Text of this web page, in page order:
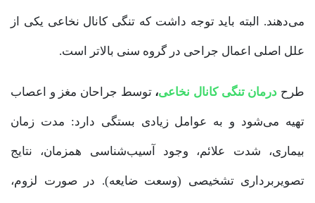
می‌دهند. البته باید توجه داشت که تنگی کانال نخاعی یکی از
علل اصلی اعمال جراحی در گروه سنی بالاتر است.
طرح درمان تنگی کانال نخاعی، توسط جراحان مغز و اعصاب
تهیه می‌شود و به عوامل زیادی بستگی دارد: مدت زمان
بیماری، شدت علائم، وجود آسیب‌شناسی همزمان، نتایج
تصویربرداری تشخیصی (وسعت ضایعه). در صورت لزوم،